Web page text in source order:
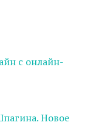
с онлайн-
Новое